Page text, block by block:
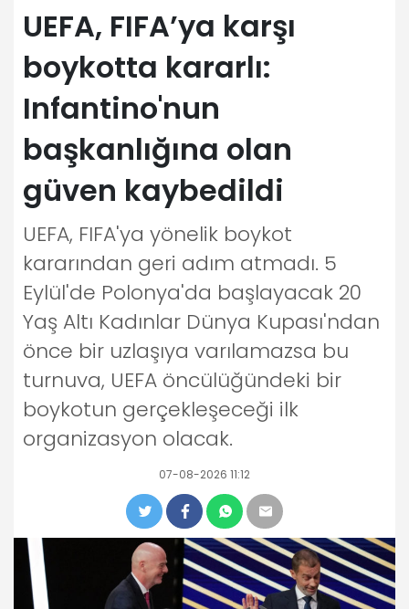
UEFA, FIFA’ya karşı
boykotta kararlı:
Infantino'nun
başkanlığına olan
güven kaybedildi
UEFA, FIFA'ya yönelik boykot
kararından geri adım atmadı. 5
Eylül'de Polonya'da başlayacak 20
Yaş Altı Kadınlar Dünya Kupası'ndan
önce bir uzlaşıya varılamazsa bu
turnuva, UEFA öncülüğündeki bir
boykotun gerçekleşeceği ilk
organizasyon olacak.
07-08-2026 11:12